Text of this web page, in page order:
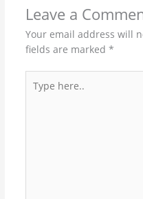
Leave a
Your email address will
fields are marked *
here..